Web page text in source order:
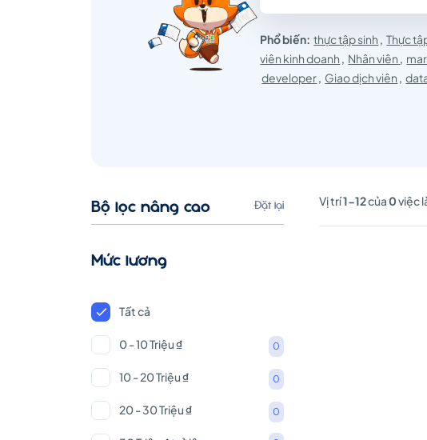
tuyển
dụng
Phổ biến: thực tập sinh , Thực
viên kinh doanh , Nhân viên ,
developer, Giao dịch viên ,
Bộ lọc nâng cao Đặt lại
Mức lương
Tất cả
0 - 10 Triệu ₫ 0
10 - 20 Triệu ₫ 0
20 - 30 Triệu ₫ 0
Vị trí1-12của0việc